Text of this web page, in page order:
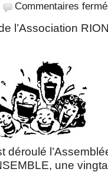
Commentaires
l’Association
déroulé
une